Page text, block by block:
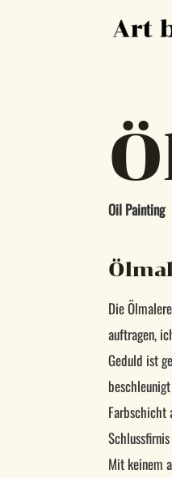
Oil Painting
Die
auftragen,
Geduld ist
Farbschicht
Mit keinem